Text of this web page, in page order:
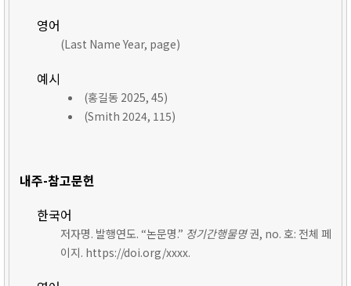
영어
(Last Name Year, page)
예시
(홍길동 2025, 45)
(Smith 2024, 115)
내주-참고문헌
한국어
저자명. 발행연도. “논문명.” 정기간행물명권, no. 호: 전체 페
이지. https://doi.org/xxxx.